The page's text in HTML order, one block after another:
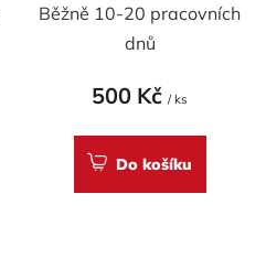
Běžně 10-20 pracovních
dnů
500 Kč / ks
Do košíku